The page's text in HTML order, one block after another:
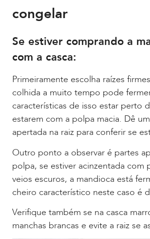
congelar
Se estiver comprando a
com a casca:
Primeiramente escolha raízes
colhida a muito tempo pode
características de isso estar perto
estarem com a polpa macia. Dê
apertada na raiz para conferir se
Outro ponto a observar é partes
polpa, se estiver acinzentada com
veios escuros, a mandioca está
cheiro característico neste caso é
Verifique também se na casca
manchas brancas e evite a raiz se